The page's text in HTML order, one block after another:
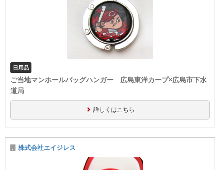
日用品
ご当地マンホールバッグハンガー 広島東洋カープ×広島市下水
道局
詳しくはこちら
株式会社エイジレス